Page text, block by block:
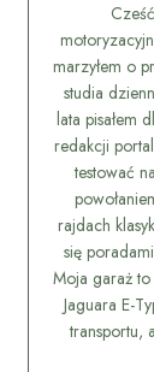
marzyłem o
studia
lata pisałem
redakcji
testować
rajdach
się
Moja garaż
Jaguara E-
transportu,